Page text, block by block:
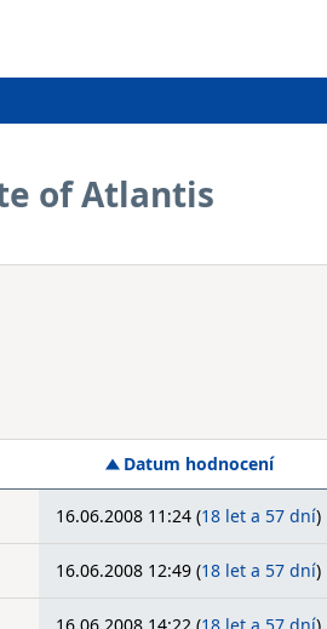
of Atlantis
Datum hodnocení
16.06.2008 11:24 (18 let a 57 dní)
16.06.2008 12:49 (18 let a 57 dní)